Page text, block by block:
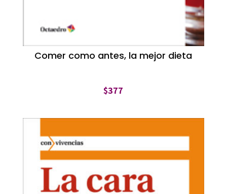
Comer como antes, la mejor dieta
$377